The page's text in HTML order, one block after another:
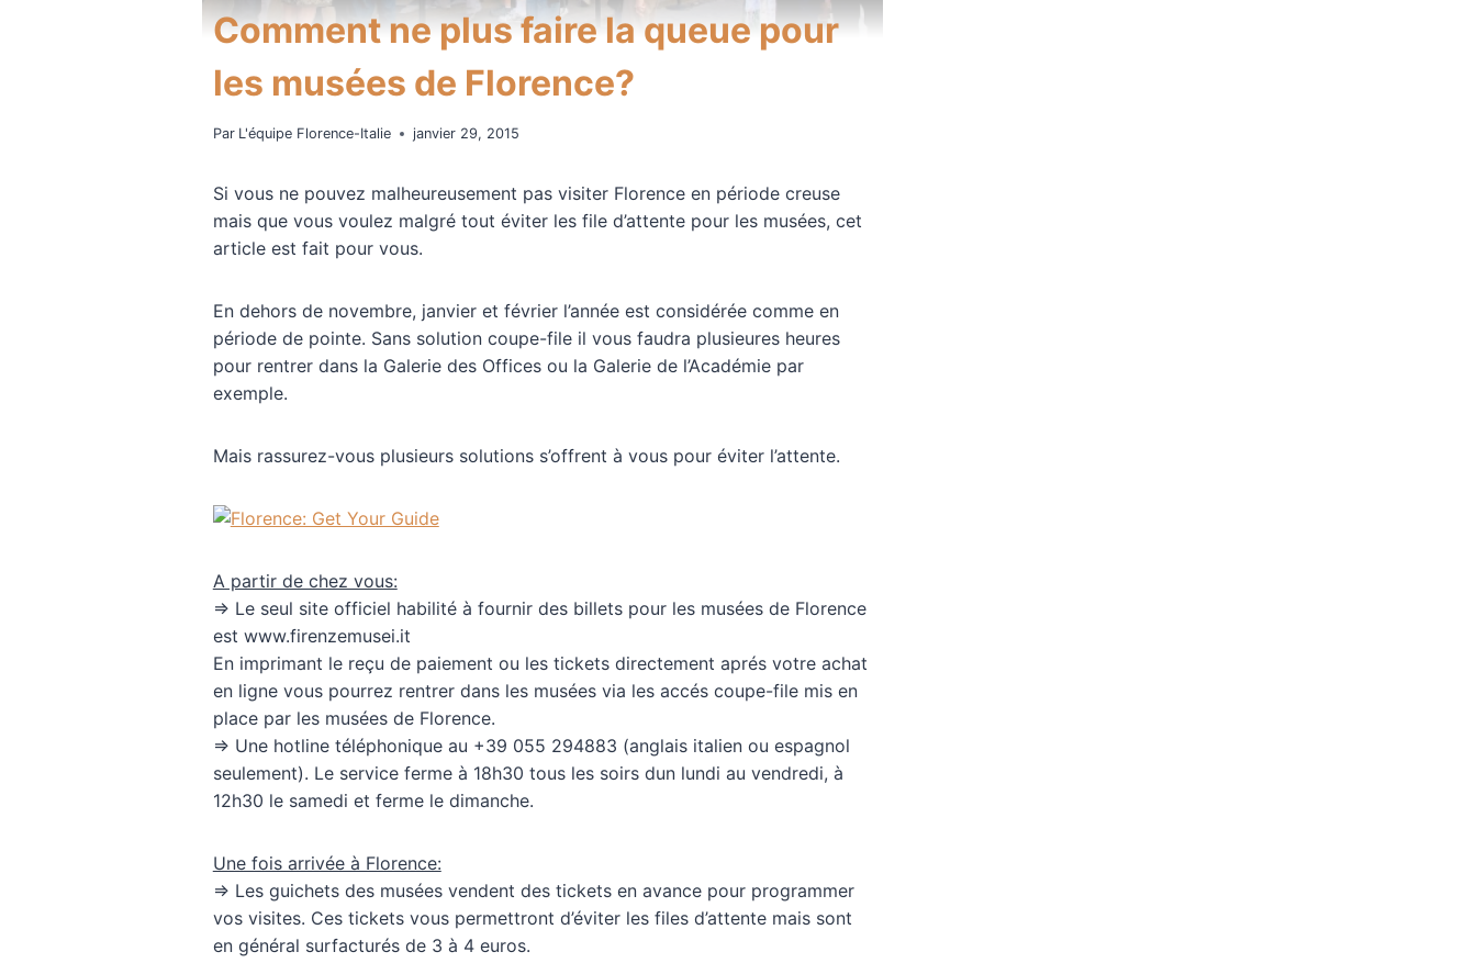
Comment ne plus faire la queue pour
les musées de Florence?
Par L'équipe Florence-Italie janvier 29, 2015
Si vous ne pouvez malheureusement pas visiter Florence en période creuse
mais que vous voulez malgré tout éviter les file d’attente pour les musées, cet
article est fait pour vous.
En dehors de novembre, janvier et février l’année est considérée comme en
période de pointe. Sans solution coupe-file il vous faudra plusieures heures
pour rentrer dans la Galerie des Offices ou la Galerie de l’Académie par
exemple.
Mais rassurez-vous plusieurs solutions s’offrent à vous pour éviter l’attente.
A partir de chez vous:
=> Le seul site officiel habilité à fournir des billets pour les musées de Florence
est www.firenzemusei.it
En imprimant le reçu de paiement ou les tickets directement aprés votre achat
en ligne vous pourrez rentrer dans les musées via les accés coupe-file mis en
place par les musées de Florence.
=> Une hotline téléphonique au +39 055 294883 (anglais italien ou espagnol
seulement). Le service ferme à 18h30 tous les soirs dun lundi au vendredi, à
12h30 le samedi et ferme le dimanche.
Une fois arrivée à Florence:
=> Les guichets des musées vendent des tickets en avance pour programmer
vos visites. Ces tickets vous permettront d’éviter les files d’attente mais sont
en général surfacturés de 3 à 4 euros.